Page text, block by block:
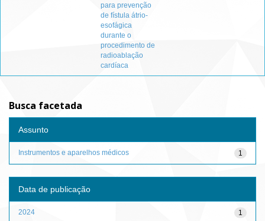
para prevenção
de fístula átrio-
esofágica
durante o
procedimento de
radioablação
cardíaca
Busca facetada
Assunto
1
Instrumentos e aparelhos médicos
Data de publicação
1
2024